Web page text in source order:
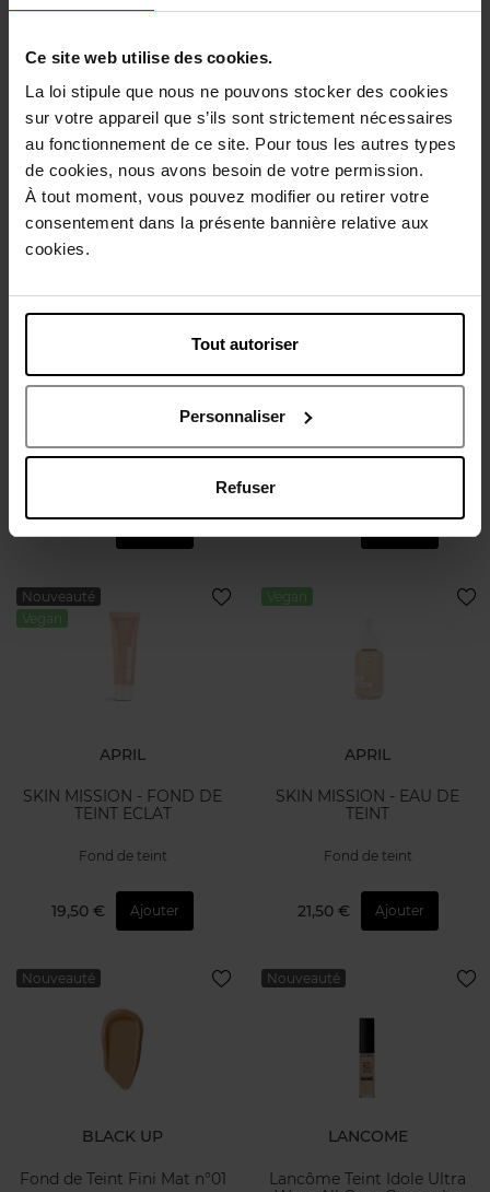
Ce site web utilise des cookies.
La loi stipule que nous ne pouvons stocker des cookies
sur votre appareil que s’ils sont strictement nécessaires
au fonctionnement de ce site. Pour tous les autres types
de cookies, nous avons besoin de votre permission.
À tout moment, vous pouvez modifier ou retirer votre
consentement dans la présente bannière relative aux
cookies.
Tout autoriser
Personnaliser
Refuser
Fond de teint
21,00 € Ajouter
Fond de teint
36,90 € Ajouter
Nouveauté
APRIL
SKIN MISSION - FOND DE
Nouveauté
APRIL
SKIN MISSION - FOND DE
Nouveauté
Vegan
APRIL
SKIN MISSION - FOND DE
TEINT ECLAT
Fond de teint
19,50 € Ajouter
Vegan
APRIL
SKIN MISSION - EAU DE
TEINT
Fond de teint
21,50 € Ajouter
Nouveauté
BLACK UP
Fond de Teint Fini Mat n°01
Nouveauté
LANCOME
Lancôme Teint Idole Ultra